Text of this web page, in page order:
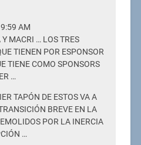
AM
MACRI … LOS TRES
TIENEN POR ESPONSOR
TIENE COMO SPONSORS
…
TAPÓN DE ESTOS VA A
BREVE EN LA
POR LA INERCIA
…